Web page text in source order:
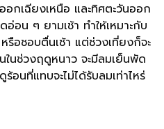
กเฉียงเหนือ และทิศตะวันออก
อน ๆ ยามเช้า ทำให้เหมาะกับ
อชอบตื่นเช้า แต่ช่วงเที่ยงก็จะ
นช่วงฤดูหนาว จะมีลมเย็นพัด
นที่แทบจะไม่ได้รับลมเท่าไหร่